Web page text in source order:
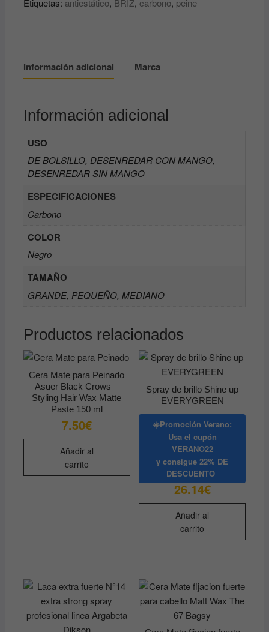
Etiquetas: antiestático, BRIZ, carbono, peine
Información adicional Marca
Información adicional
USO
DE BOLSILLO, DESENREDAR CON MANGO,
DESENREDAR SIN MANGO
ESPECIFICACIONES
Carbono
COLOR
Negro
TAMAÑO
GRANDE, PEQUEÑO, MEDIANO
Productos relacionados
Cera Mate para Peinado
Asuer Black Crows –
Styling Hair Wax Matte
Paste 150 ml
7.50€
Añadir al
carrito
Spray de brillo Shine up
EVERYGREEN
☀️Promoción Verano:
Usa el cupón
VERANO22
y consigue 22% DE
DESCUENTO
26.14€
Añadir al
carrito